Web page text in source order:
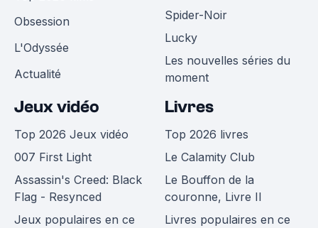
Obsession
L'Odyssée
Actualité
Spider-Noir
Lucky
Les nouvelles séries du
moment
Jeux vidéo
Top 2026 Jeux vidéo
007 First Light
Assassin's Creed: Black
Flag - Resynced
Jeux populaires en ce
Livres
Top 2026 livres
Le Calamity Club
Le Bouffon de la
couronne, Livre II
Livres populaires en ce